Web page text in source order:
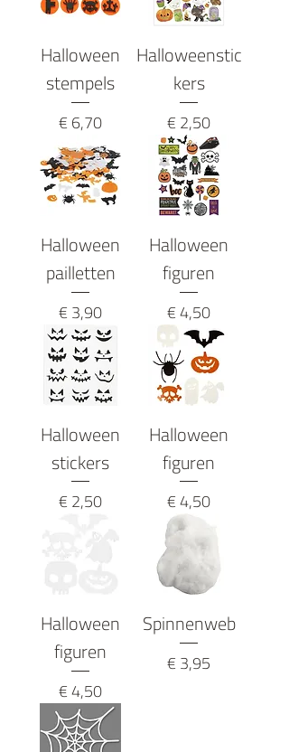
Halloween
stempels
Prijs
€ 6,70
Halloweenstic
kers
Prijs
€ 2,50
Halloween
pailletten
Prijs
€ 3,90
Halloween
figuren
Prijs
€ 4,50
Halloween
stickers
Prijs
€ 2,50
Halloween
figuren
Prijs
€ 4,50
Halloween
figuren
Prijs
€ 4,50
Spinnenweb
Prijs
€ 3,95